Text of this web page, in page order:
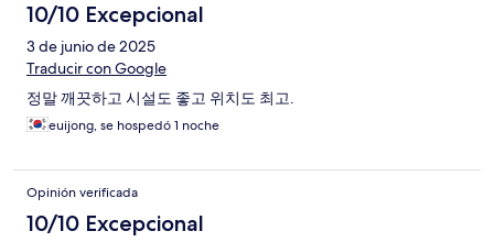
10/10 Excepcional
3 de junio de 2025
Traducir con Google
정말 깨끗하고 시설도 좋고 위치도 최고.
euijong, se hospedó 1 noche
Opinión verificada
10/10 Excepcional